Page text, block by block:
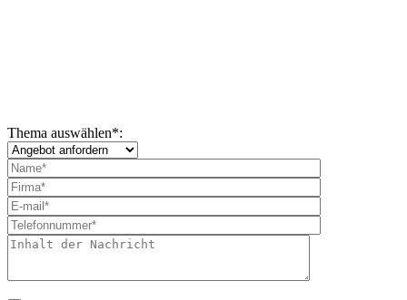
Thema auswählen*: